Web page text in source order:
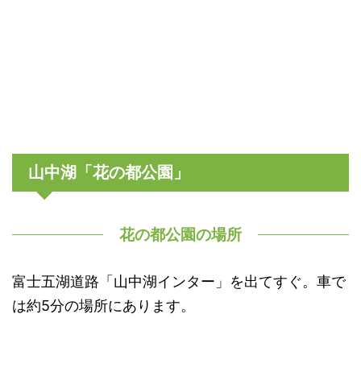
山中湖「花の都公園」
花の都公園の場所
富士五湖道路「山中湖インター」を出てすぐ。車で
は約5分の場所にあります。